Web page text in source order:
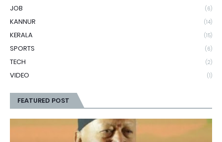
JOB (6)
KANNUR (14)
KERALA (15)
SPORTS (6)
TECH (2)
VIDEO (1)
FEATURED POST